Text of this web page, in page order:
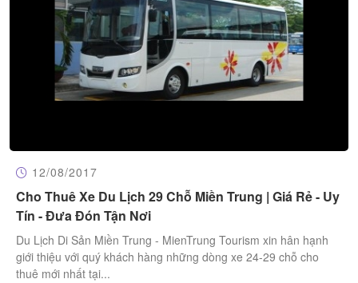
12/08/2017
Cho Thuê Xe Du Lịch 29 Chỗ Miền Trung | Giá Rẻ - Uy
Tín - Đưa Đón Tận Nơi
Du Lịch Di Sản Miền Trung - MienTrung Tourism xin hân hạnh
giới thiệu với quý khách hàng những dòng xe 24-29 chỗ cho
thuê mới nhất tại...